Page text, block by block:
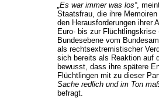
„Es war immer was los“,
Staatsfrau, die ihre
den Herausforderungen ihrer
Euro- bis zur
Bundesebene vom
als rechtsextremistischer
sich bereits als Reaktion auf
bewusst, dass ihre spätere
Flüchtlingen mit zu dieser
Sache redlich und im Ton
befragt.